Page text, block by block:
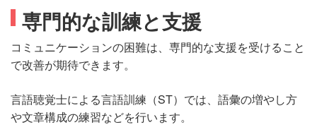
専門的な訓練と支援
コミュニケーションの困難は、専門的な支援を受けること
で改善が期待できます。
言語聴覚士による言語訓練（ST）では、語彙の増やし方
や文章構成の練習などを行います。